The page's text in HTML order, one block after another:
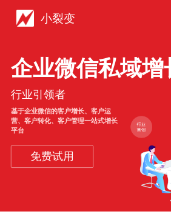
小裂变
企业微信私域增
行业引领者
基于企业微信的客户增长、客户运
营、客户转化、客户管理一站式增长
平台
免费试用